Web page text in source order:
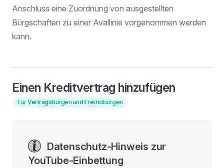
Anschluss eine Zuordnung von ausgestellten
Bürgschaften zu einer Avallinie vorgenommen werden
kann.
Einen Kreditvertrag hinzufügen
Für Vertragsbürgen und Fremdbürgen
Datenschutz-Hinweis zur
YouTube-Einbettung